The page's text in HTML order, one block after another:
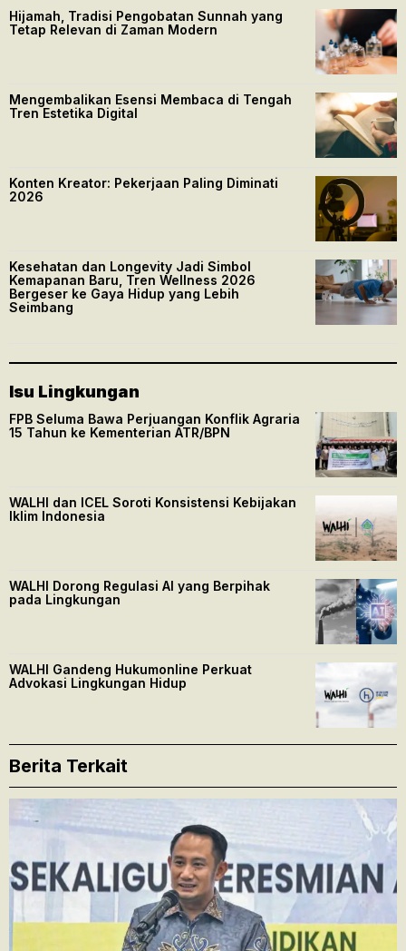
Hijamah, Tradisi Pengobatan Sunnah yang
Tetap Relevan di Zaman Modern
Mengembalikan Esensi Membaca di Tengah
Tren Estetika Digital
Konten Kreator: Pekerjaan Paling Diminati
2026
Kesehatan dan Longevity Jadi Simbol
Kemapanan Baru, Tren Wellness 2026
Bergeser ke Gaya Hidup yang Lebih
Seimbang
Isu Lingkungan
FPB Seluma Bawa Perjuangan Konflik Agraria
15 Tahun ke Kementerian ATR/BPN
WALHI dan ICEL Soroti Konsistensi Kebijakan
Iklim Indonesia
WALHI Dorong Regulasi AI yang Berpihak
pada Lingkungan
WALHI Gandeng Hukumonline Perkuat
Advokasi Lingkungan Hidup
Berita Terkait